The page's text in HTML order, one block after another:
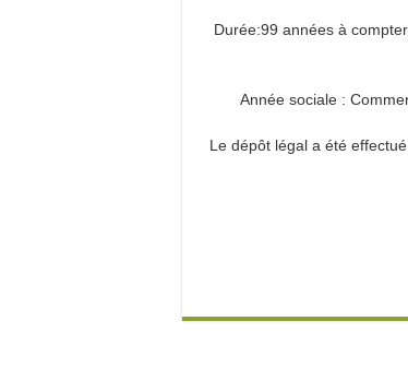
Durée:99 années à
Année sociale :
Le dépôt légal a été